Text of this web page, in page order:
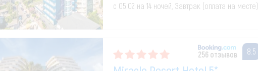
с 05.02 на 14 ночей, Завтрак (оплата на месте)
256 отзывов 8.5